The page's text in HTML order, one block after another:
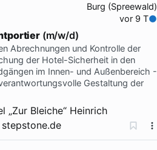
Burg (Spreewald)
vor 9 T
(m/w/d)
Abrechnungen und Kontrolle der
der Hotel-Sicherheit in den
im Innen- und Außenbereich -
Gestaltung der
„Zur Bleiche“ Heinrich
stepstone.de